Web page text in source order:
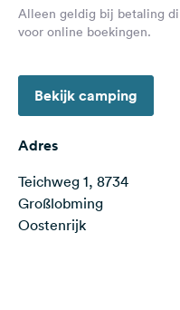
Taal:
Volg
ons
social
Facebook
Alleen geldig bij betaling
voor online boekingen.
Bekijk camping
Adres
Teichweg 1, 8734
Großlobming
Oostenrijk